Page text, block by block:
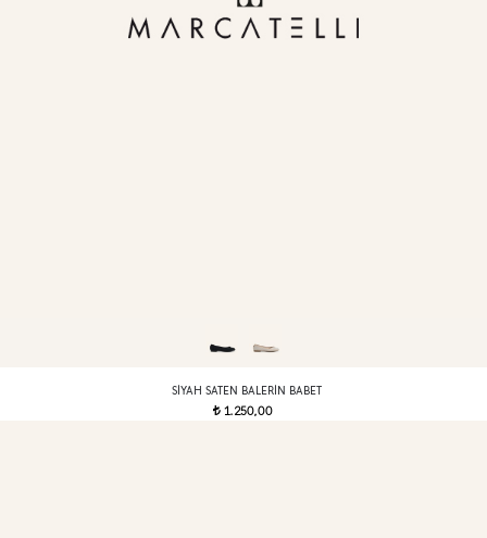
SIYAH SATEN BALERIN BABET
t1.250,00